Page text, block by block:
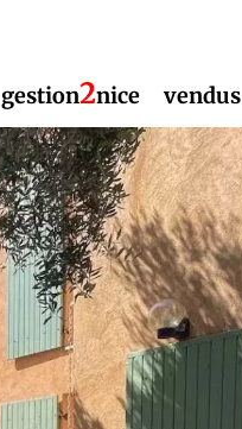
gestion2nice vendus